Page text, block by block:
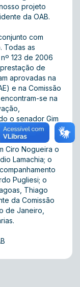
projeto
da OAB.
com
Todas as
123 de 2006
de
aprovadas na
e na Comissão
se na
o senador Gim
Ciro Nogueira o
Lamachia; o
Pugliesi; o
Thiago
da Comissão
de Janeiro,